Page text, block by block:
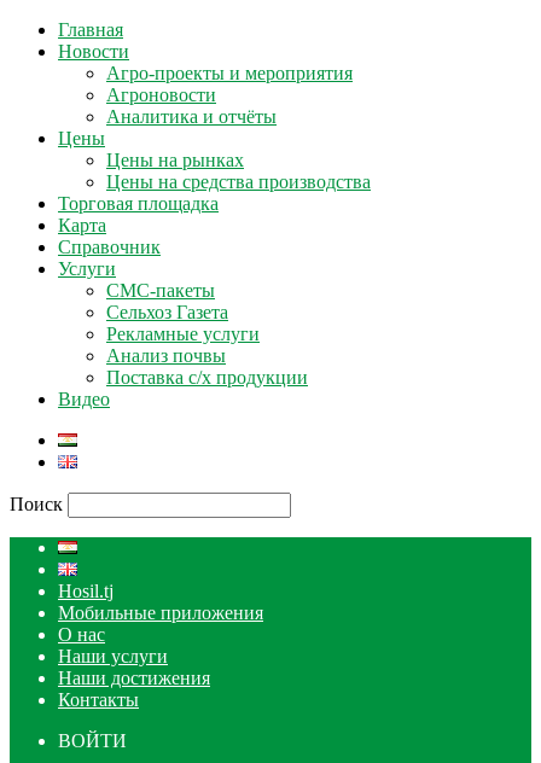
Главная
Новости
Агро-проекты и мероприятия
Агроновости
Аналитика и отчёты
Цены
Цены на рынках
Цены на средства производства
Торговая площадка
Карта
Справочник
Услуги
СМС-пакеты
Сельхоз Газета
Рекламные услуги
Анализ почвы
Поставка с/х продукции
Видео
Поиск
Hosil.tj
Мобильные приложения
О нас
Наши услуги
Наши достижения
Контакты
ВОЙТИ